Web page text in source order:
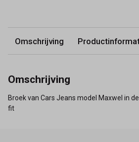
Omschrijving
Omschrijving
Broek van Cars Jeans model Maxwel in
fit